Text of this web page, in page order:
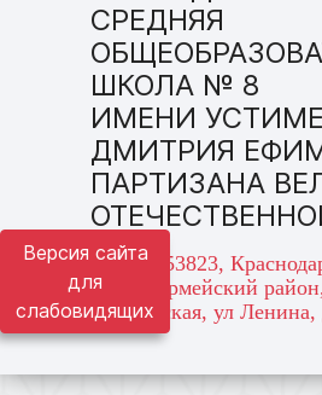
Версия сайта
для
слабовидящих
СРЕДНЯЯ
ШКОЛА № 8
ИМЕНИ
ДМИТРИЯ
ПАРТИЗАНА
адрес: 353823,
Красноармейский
Марьянская, ул Ленина,